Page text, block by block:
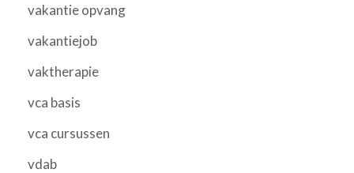
vakantie opvang
vakantiejob
vaktherapie
vca basis
vca cursussen
vdab